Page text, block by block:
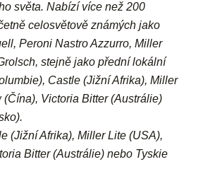
světa. Nabízí více než 200
celosvětově známých jako
Peroni Nastro Azzurro, Miller
stejně jako přední lokální
Castle (Jižní Afrika), Miller
(Čína), Victoria Bitter (Austrálie)
(Jižní Afrika), Miller Lite (USA),
Bitter (Austrálie) nebo Tyskie